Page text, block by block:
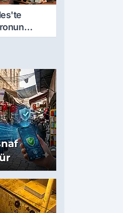
ruhu
yıllık